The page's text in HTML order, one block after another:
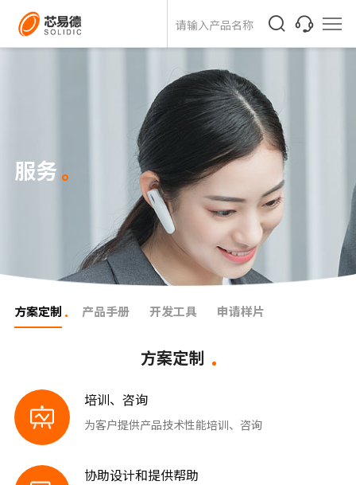
服务
方案定制 产品手册 开发工具 申请样片
方案定制
培训、咨询
为客户提供产品技术性能培训、咨询
协助设计和提供帮助